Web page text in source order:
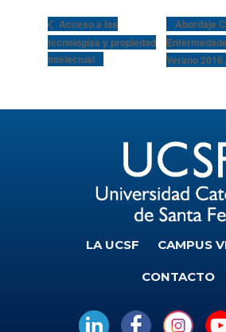
Acceso a las
tecnologías y propiedad
intelectual
Abordaje
Verano 2016.
LA UCSF CAMPUS
CONTACTO